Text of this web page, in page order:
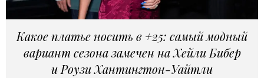
Какое платье носить в +25: самый модный
вариант сезона замечен на Хейли Бибер
и Роузи Хантингтон-Уайтли